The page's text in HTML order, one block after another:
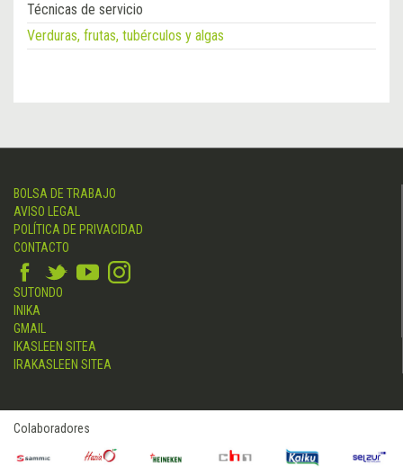
Técnicas de servicio
Verduras, frutas, tubérculos y algas
BOLSA DE TRABAJO
AVISO LEGAL
POLÍTICA DE PRIVACIDAD
CONTACTO
SUTONDO
INIKA
GMAIL
IKASLEEN SITEA
IRAKASLEEN SITEA
Colaboradores